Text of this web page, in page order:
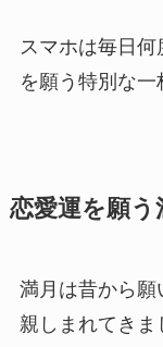
スマホは毎日
を願う特別な一
恋愛運を願う
満月は昔から願
親しまれてきま